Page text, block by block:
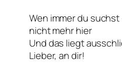
Wen immer du
nicht mehr hier
Und das liegt
Lieber, an dir!